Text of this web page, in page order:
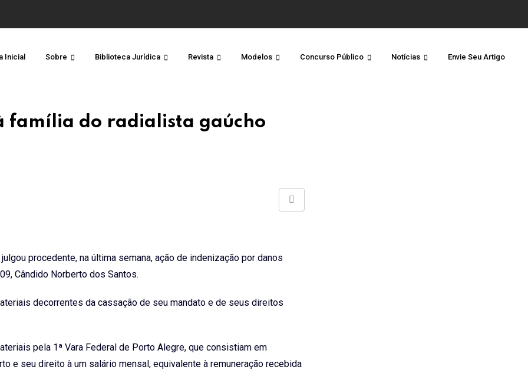
Inicial Sobre Biblioteca Jurídica Revista Modelos Concurso Público Notícias Envie Seu Artigo
família do radialista gaúcho
Share
procedente, na última semana, ação de indenização por danos
Cândido Norberto dos Santos.
decorrentes da cassação de seu mandato e de seus direitos
pela 1ª Vara Federal de Porto Alegre, que consistiam em
e seu direito à um salário mensal, equivalente à remuneração recebida